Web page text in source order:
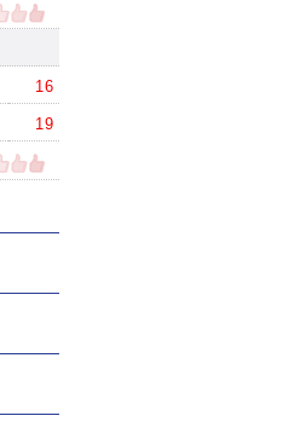
16
19